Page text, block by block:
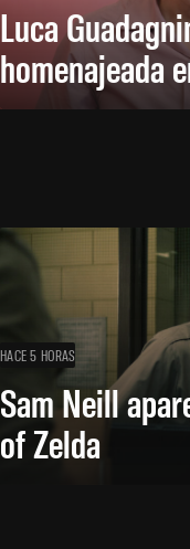
Luca
homenajeada
HACE 5 HORAS
Sam Neill
of Zelda